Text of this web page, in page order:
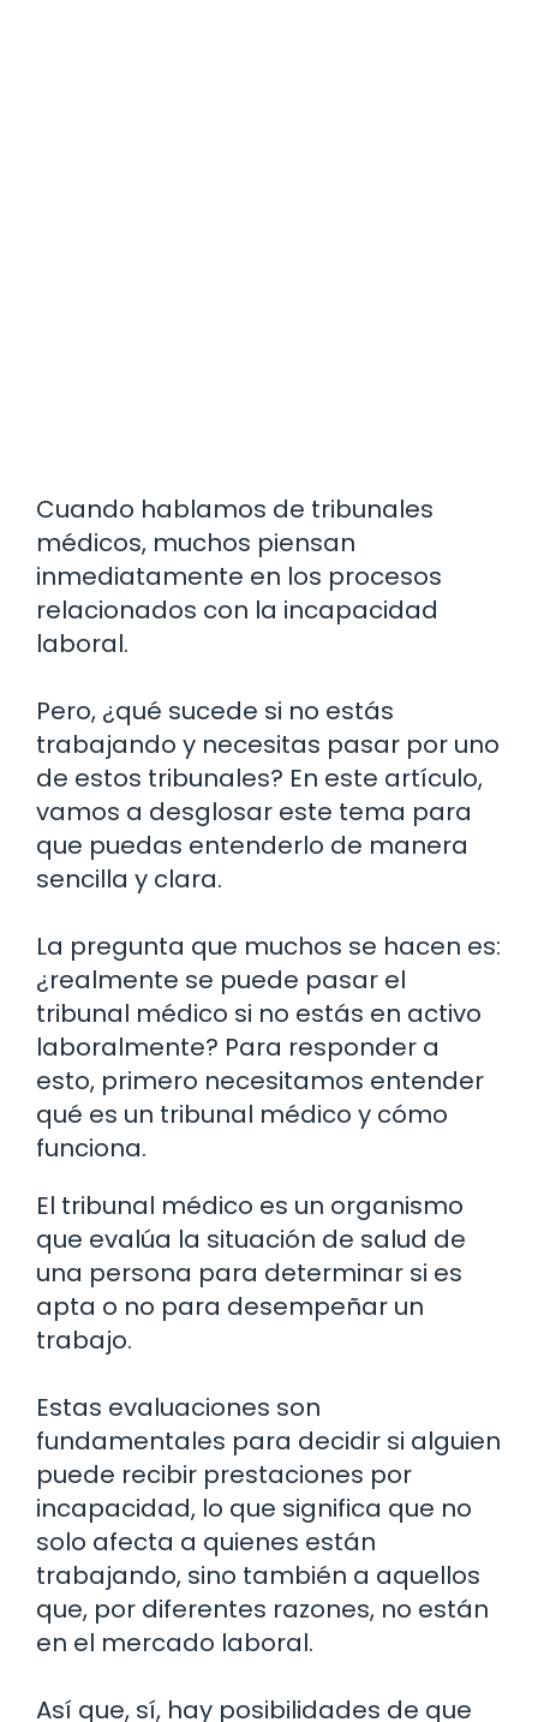
Cuando hablamos de tribunales
médicos, muchos piensan
inmediatamente en los procesos
relacionados con la incapacidad
laboral.
Pero, ¿qué sucede si no estás
trabajando y necesitas pasar por uno
de estos tribunales? En este artículo,
vamos a desglosar este tema para
que puedas entenderlo de manera
sencilla y clara.
La pregunta que muchos se hacen es:
¿realmente se puede pasar el
tribunal médico si no estás en activo
laboralmente? Para responder a
esto, primero necesitamos entender
qué es un tribunal médico y cómo
funciona.
El tribunal médico es un organismo
que evalúa la situación de salud de
una persona para determinar si es
apta o no para desempeñar un
trabajo.
Estas evaluaciones son
fundamentales para decidir si alguien
puede recibir prestaciones por
incapacidad, lo que significa que no
solo afecta a quienes están
trabajando, sino también a aquellos
que, por diferentes razones, no están
en el mercado laboral.
Así que, sí, hay posibilidades de que